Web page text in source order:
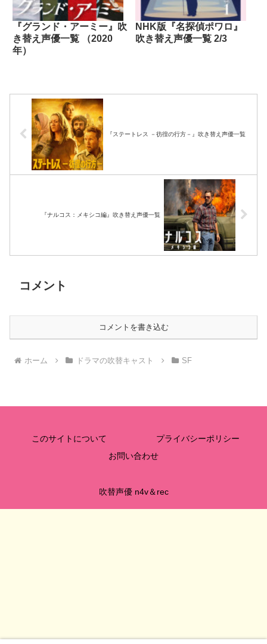
『グランド・アーミー』吹
き替え声優一覧 （2020
年）
NHK版『名探偵ポワロ』
吹き替え声優一覧 2/3
『ステートレス －彷徨の行方－』吹き替え声優一覧
『ナルコス：メキシコ編』吹き替え声優一覧
コメント
コメントを書き込む
ホーム ドラマの吹替キャスト SF
このサイトについて
プライバシーポリシー
お問い合わせ
吹替声優 n4v＆rec